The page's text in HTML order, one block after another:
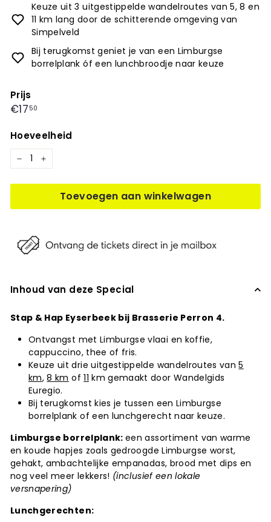
Keuze uit 3 uitgestippelde wandelroutes van 5, 8 en
11 km lang door de schitterende omgeving van
Simpelveld
Bij terugkomst geniet je van een Limburgse
borrelplank óf een lunchbroodje naar keuze
Prijs
Prijs
€17 50
Hoeveelheid
− +
Toevoegen aan winkelwagen
Inhoud van deze Special
Stap & Hap Eyserbeek bij Brasserie Perron 4.
Ontvangst met Limburgse vlaai en koffie,
cappuccino, thee of fris.
Keuze uit drie uitgestippelde wandelroutes van5
km,8 km of11 km gemaakt door Wandelgids
Euregio.
Bij terugkomst kies je tussen een Limburgse
borrelplank of een lunchgerecht naar keuze.
Limburgse borrelplank:een assortiment van warme
en koude hapjes zoals gedroogde Limburgse worst,
gehakt, ambachtelijke empanadas, brood met dips en
nog veel meer lekkers! (inclusief een lokale
versnapering)
Lunchgerechten: